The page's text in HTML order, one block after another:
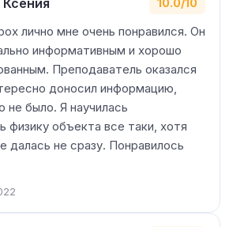
10.0/10
лично мне очень понравился. Он
информативным и хорошо
Преподаватель оказался
доносил информацию,
не было. Я научилась
физику объекта все таки, хотя
далась не сразу. Понравилось